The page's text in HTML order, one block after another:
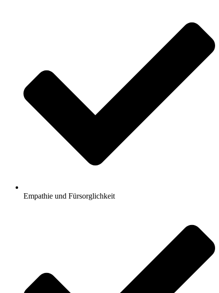
Empathie und Fürsorglichkeit